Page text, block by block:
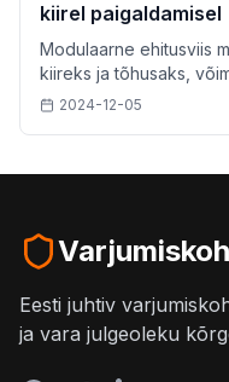
kiirel paigaldamisel
Modulaarne ehitusviis
kiireks ja tõhusaks,
funktsionaalse
2024-12-05
Eesti juhtiv
ja vara julgeoleku